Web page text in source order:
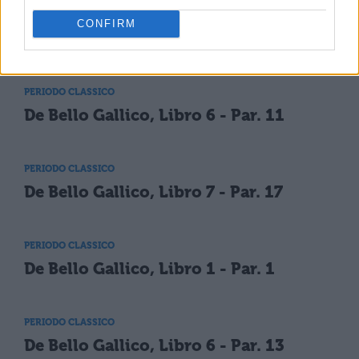
CONFIRM
tradotte
PERIODO CLASSICO
De Bello Gallico, Libro 6 - Par. 11
PERIODO CLASSICO
De Bello Gallico, Libro 7 - Par. 17
PERIODO CLASSICO
De Bello Gallico, Libro 1 - Par. 1
PERIODO CLASSICO
De Bello Gallico, Libro 6 - Par. 13